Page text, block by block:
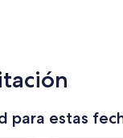
para estas